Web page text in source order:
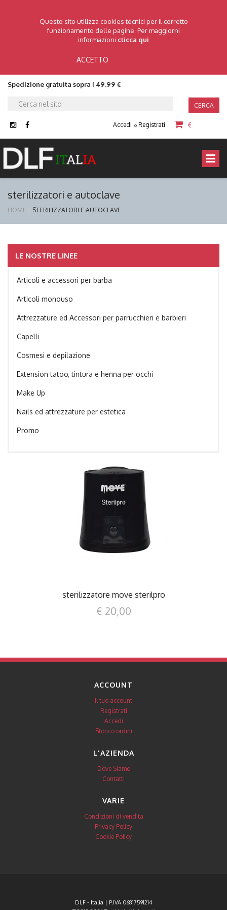
Questo sito utilizza cookies tecnici per il corretto
funzionamento delle pagine. Per maggiorni
informazioni clicca qui
ACCETTO
Spedizione gratuita sopra i 49.99 €
CERCA
Accedi o Registrati €
sterilizzatori e autoclave
HOME STERILIZZATORI E AUTOCLAVE
LE NOSTRE LINEE
Articoli e accessori per barba
Articoli monouso
Attrezzature ed Accessori per parrucchieri e barbieri
Capelli
Cosmesi e depilazione
Extension tatoo, tintura e henna per occhi
Make Up
Nails ed attrezzature per estetica
Promo
sterilizzatore move sterilpro
€ 20,00
ACCOUNT
Il tuo account
Registrati
Accedi
Storico ordini
L'AZIENDA
Dove Siamo
Contatti
VARIE
Condizioni di vendita
Privacy Policy
Cookie Policy
DLF - Italia | P.IVA 06817591214